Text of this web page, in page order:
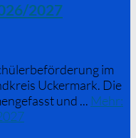
2027
im
Uckermark. Die
und ... Mehr: